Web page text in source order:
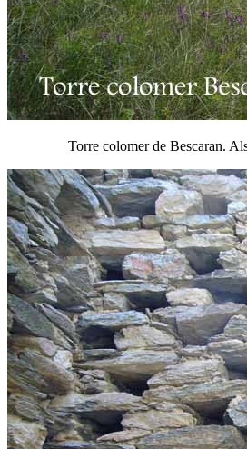
Torre colomer de Bescaran.